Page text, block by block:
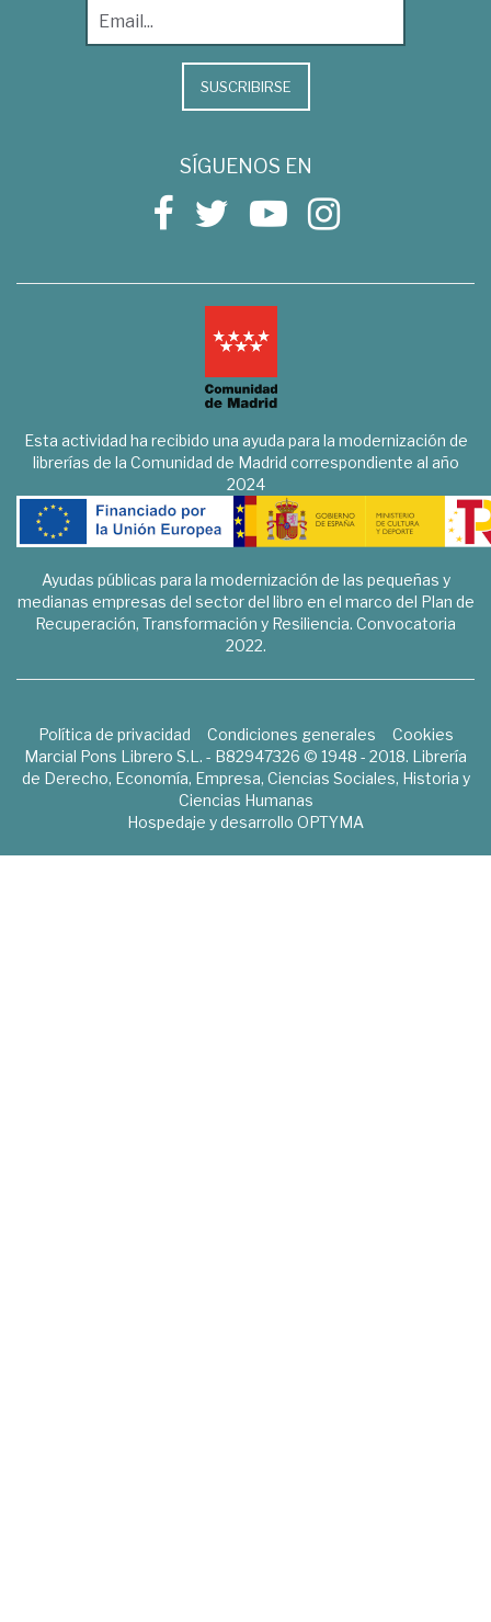
SUSCRIBIRSE
SÍGUENOS EN
Esta actividad ha recibido una ayuda para la modernización de
librerías de la Comunidad de Madrid correspondiente al año
2024
Ayudas públicas para la modernización de las pequeñas y
medianas empresas del sector del libro en el marco del Plan de
Recuperación, Transformación y Resiliencia. Convocatoria
2022.
Política de privacidad Condiciones generales
Cookies
Marcial Pons Librero S.L. - B82947326 © 1948 - 2018. Librería
de Derecho, Economía, Empresa, Ciencias Sociales, Historia y
Ciencias Humanas
Hospedaje y desarrollo OPTYMA